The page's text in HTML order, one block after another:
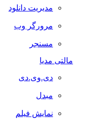
مدیریت دانلود
مرورگر وب
مسنجر
مالتی مدیا
دی.وی.دی
مبدل
نمایش فیلم